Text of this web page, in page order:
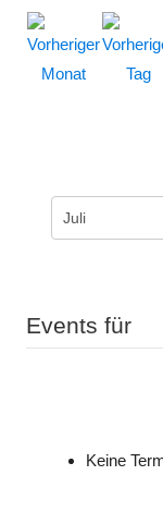
Events für
Keine